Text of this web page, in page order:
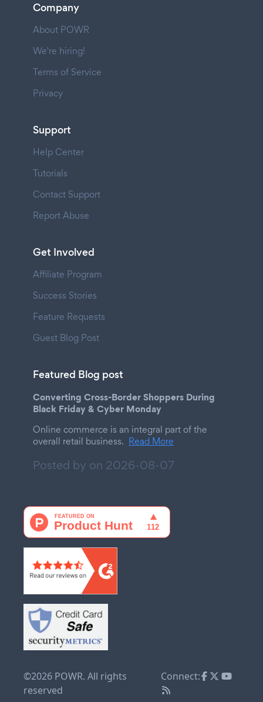
Company
About POWR
We're hiring!
Terms of Service
Privacy
Support
Help Center
Tutorials
Contact Support
Report Abuse
Get Involved
Affiliate Program
Success Stories
Feature Requests
Guest Blog Post
Featured Blog post
Converting Cross-Border Shoppers During
Black Friday & Cyber Monday
Online commerce is an integral part of the
overall retail business. Read More
Posted by on 2026-08-07
©2026 POWR. All rights
reserved
Connect: